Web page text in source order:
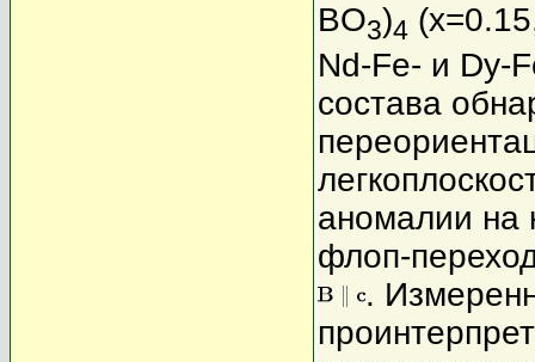
BO3)4
Nd-Fe- и Dy-
состава
аномалии на
флоп-
.